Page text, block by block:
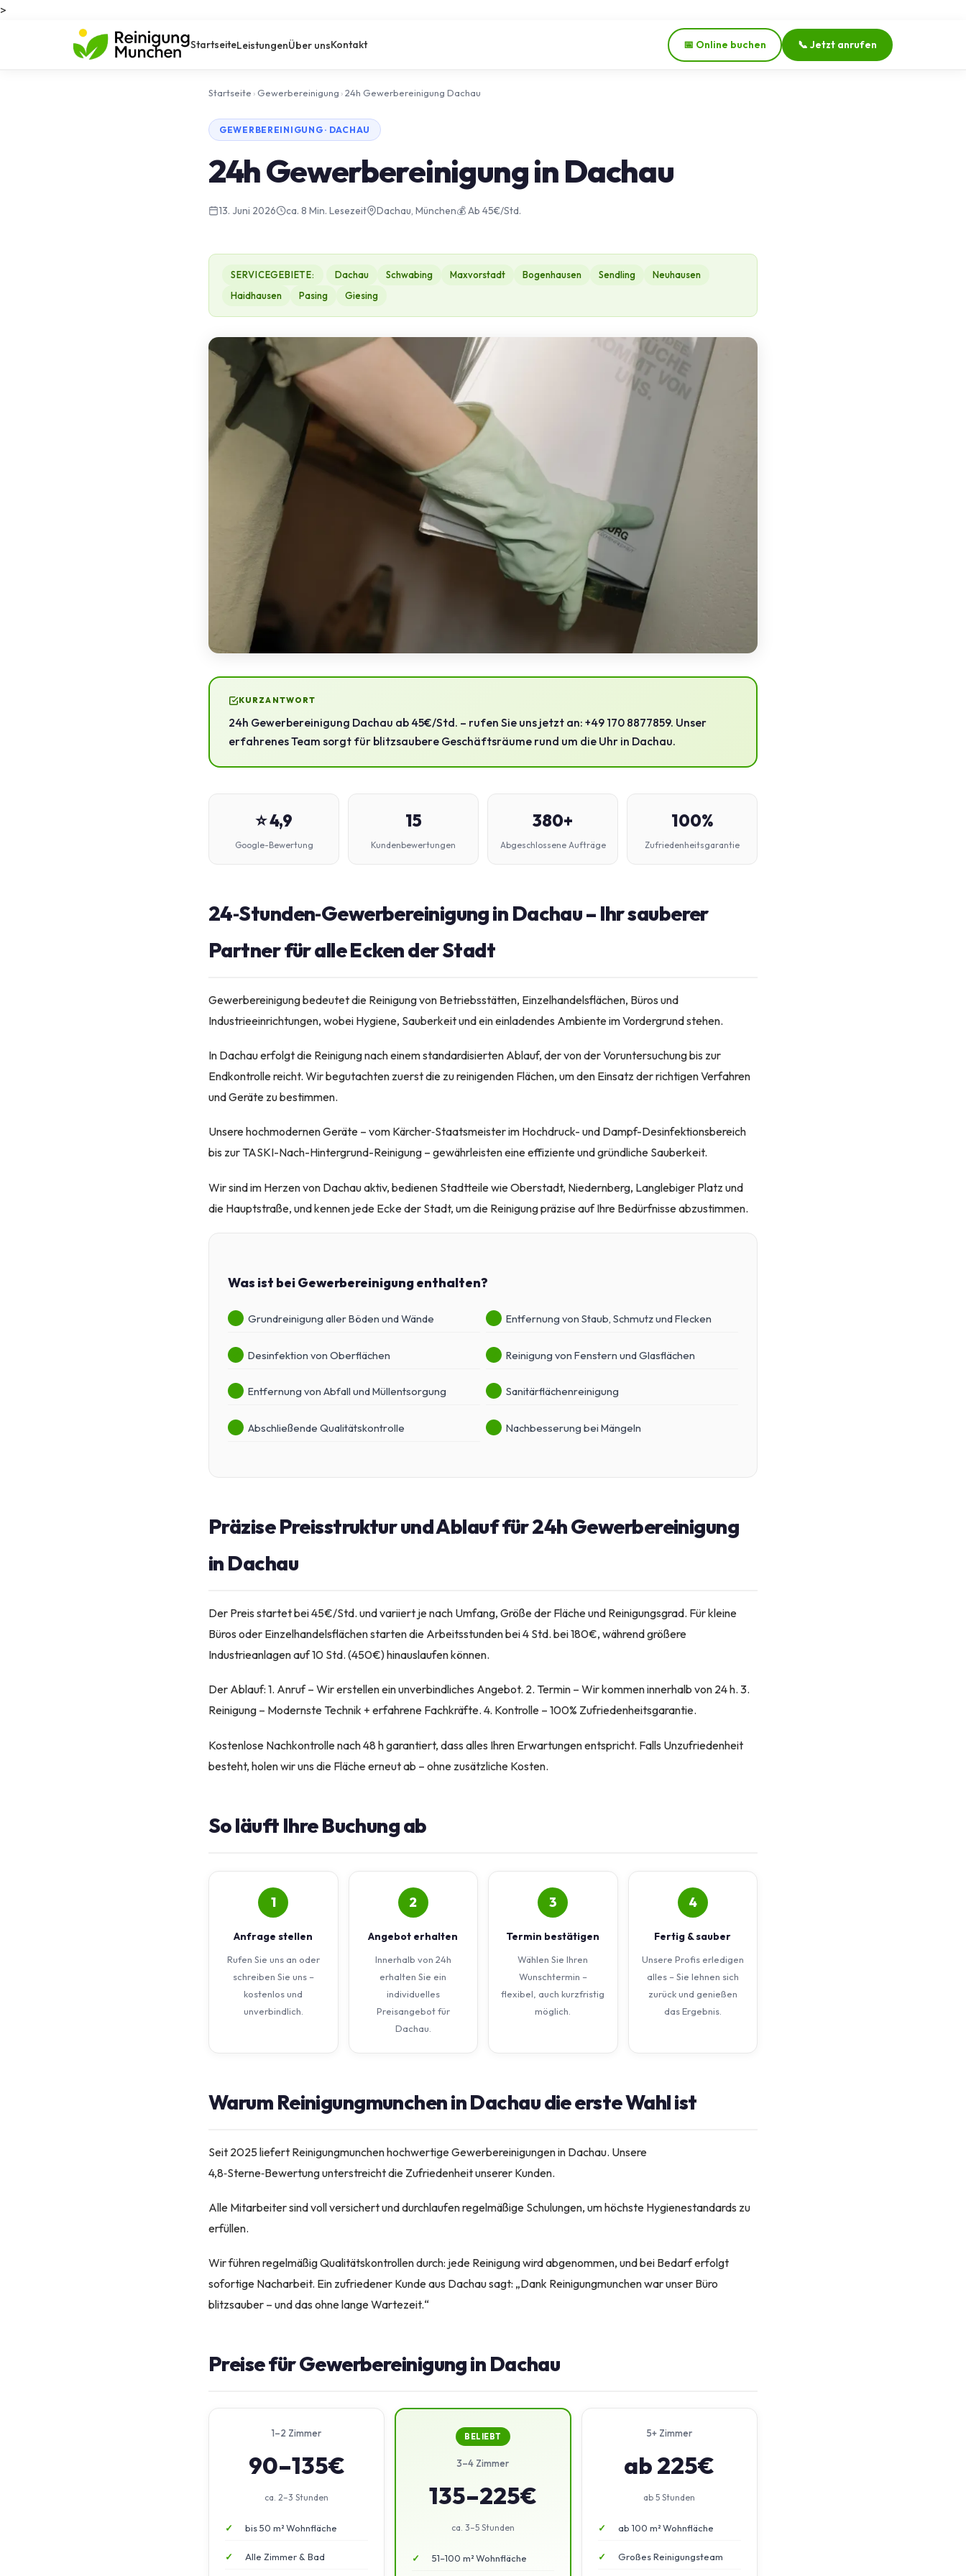
>
StartseiteLeistungenÜber unsKontakt 📅 Online buchen 📞 Jetzt anrufen
Startseite ›Gewerbereinigung ›24h Gewerbereinigung Dachau
GEWERBEREINIGUNG · DACHAU
24h Gewerbereinigung in Dachau
13. Juni 2026 ca. 8 Min. Lesezeit Dachau, München💰 Ab 45€/Std.
SERVICEGEBIETE: Dachau Schwabing Maxvorstadt Bogenhausen Sendling
Neuhausen
Haidhausen
Pasing Giesing
KURZANTWORT
24h Gewerbereinigung Dachau ab 45€/Std. – rufen Sie uns jetzt an: +49 170 8877859. Unser
erfahrenes Team sorgt für blitzsaubere Geschäftsräume rund um die Uhr in Dachau.
⭐ 4,9
Google-Bewertung
15
Kundenbewertungen
380+
Abgeschlossene Aufträge
100%
Zufriedenheitsgarantie
24‑Stunden‑Gewerbereinigung in Dachau – Ihr sauberer
Partner für alle Ecken der Stadt
Gewerbereinigung bedeutet die Reinigung von Betriebsstätten, Einzelhandelsflächen, Büros und
Industrieeinrichtungen, wobei Hygiene, Sauberkeit und ein einladendes Ambiente im Vordergrund stehen.
In Dachau erfolgt die Reinigung nach einem standardisierten Ablauf, der von der Voruntersuchung bis zur
Endkontrolle reicht. Wir begutachten zuerst die zu reinigenden Flächen, um den Einsatz der richtigen Verfahren
und Geräte zu bestimmen.
Unsere hochmodernen Geräte – vom Kärcher‑Staatsmeister im Hochdruck- und Dampf-Desinfektionsbereich
bis zur TASKI-Nach-Hintergrund-Reinigung – gewährleisten eine effiziente und gründliche Sauberkeit.
Wir sind im Herzen von Dachau aktiv, bedienen Stadtteile wie Oberstadt, Niedernberg, Langlebiger Platz und
die Hauptstraße, und kennen jede Ecke der Stadt, um die Reinigung präzise auf Ihre Bedürfnisse abzustimmen.
Was ist bei Gewerbereinigung enthalten?
Grundreinigung aller Böden und Wände Entfernung von Staub, Schmutz und Flecken
Desinfektion von Oberflächen Reinigung von Fenstern und Glasflächen
Entfernung von Abfall und Müllentsorgung Sanitärflächenreinigung
Abschließende Qualitätskontrolle Nachbesserung bei Mängeln
Präzise Preisstruktur und Ablauf für 24h Gewerbereinigung
in Dachau
Der Preis startet bei 45€/Std. und variiert je nach Umfang, Größe der Fläche und Reinigungsgrad. Für kleine
Büros oder Einzelhandelsflächen starten die Arbeitsstunden bei 4 Std. bei 180€, während größere
Industrieanlagen auf 10 Std. (450€) hinauslaufen können.
Der Ablauf: 1. Anruf – Wir erstellen ein unverbindliches Angebot. 2. Termin – Wir kommen innerhalb von 24 h. 3.
Reinigung – Modernste Technik + erfahrene Fachkräfte. 4. Kontrolle – 100% Zufriedenheitsgarantie.
Kostenlose Nachkontrolle nach 48 h garantiert, dass alles Ihren Erwartungen entspricht. Falls Unzufriedenheit
besteht, holen wir uns die Fläche erneut ab – ohne zusätzliche Kosten.
So läuft Ihre Buchung ab
1
Anfrage stellen
Rufen Sie uns an oder
schreiben Sie uns –
kostenlos und
unverbindlich.
2
Angebot erhalten
Innerhalb von 24h
erhalten Sie ein
individuelles
Preisangebot für
Dachau.
3
Termin bestätigen
Wählen Sie Ihren
Wunschtermin –
flexibel, auch kurzfristig
möglich.
4
Fertig & sauber
Unsere Profis erledigen
alles – Sie lehnen sich
zurück und genießen
das Ergebnis.
Warum Reinigungmunchen in Dachau die erste Wahl ist
Seit 2025 liefert Reinigungmunchen hochwertige Gewerbereinigungen in Dachau. Unsere
4,8‑Sterne‑Bewertung unterstreicht die Zufriedenheit unserer Kunden.
Alle Mitarbeiter sind voll versichert und durchlaufen regelmäßige Schulungen, um höchste Hygienestandards zu
erfüllen.
Wir führen regelmäßig Qualitätskontrollen durch: jede Reinigung wird abgenommen, und bei Bedarf erfolgt
sofortige Nacharbeit. Ein zufriedener Kunde aus Dachau sagt: „Dank Reinigungmunchen war unser Büro
blitzsauber – und das ohne lange Wartezeit.“
Preise für Gewerbereinigung in Dachau
1–2 Zimmer
90–135€
ca. 2–3 Stunden
bis 50 m² Wohnfläche
Alle Zimmer & Bad
BELIEBT
3–4 Zimmer
135–225€
ca. 3–5 Stunden
51–100 m² Wohnfläche
5+ Zimmer
ab 225€
ab 5 Stunden
ab 100 m² Wohnfläche
Großes Reinigungsteam